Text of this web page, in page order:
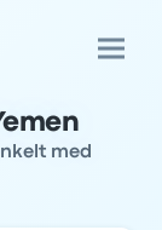
med